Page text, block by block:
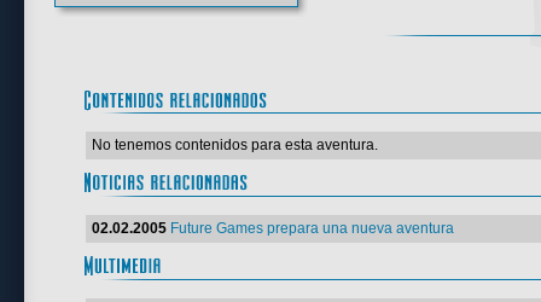
No tenemos contenidos para esta aventura.
02.02.2005 Future Games prepara una nueva aventura